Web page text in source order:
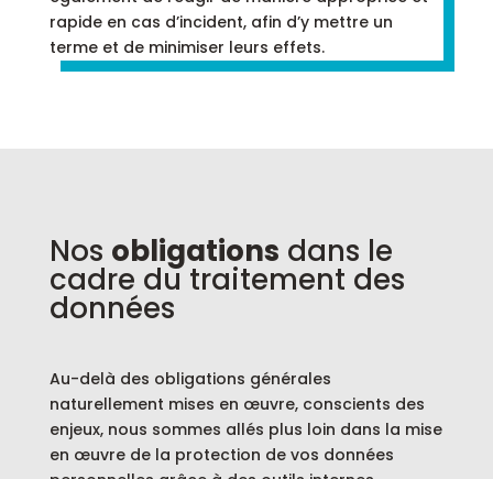
rapide en cas d’incident, afin d’y mettre un
terme et de minimiser leurs effets.
Nos obligations dans le
cadre du traitement des
données
Au-delà des obligations générales
naturellement mises en œuvre, conscients des
enjeux, nous sommes allés plus loin dans la mise
en œuvre de la protection de vos données